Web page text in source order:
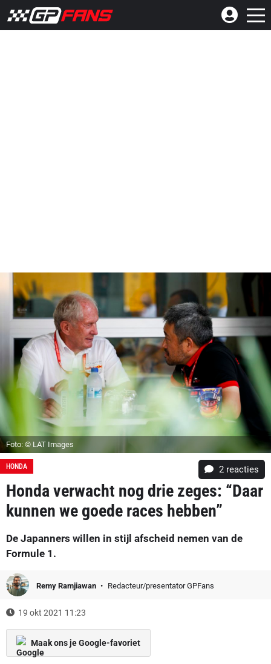
Foto: © LAT Images
HONDA 2 reacties
Honda verwacht nog drie zeges: “Daar
kunnen we goede races hebben”
De Japanners willen in stijl afscheid nemen van de
Formule 1.
Remy Ramjiawan Redacteur/presentator GPFans
19 okt 2021 11:23
Maak ons je Google-favoriet